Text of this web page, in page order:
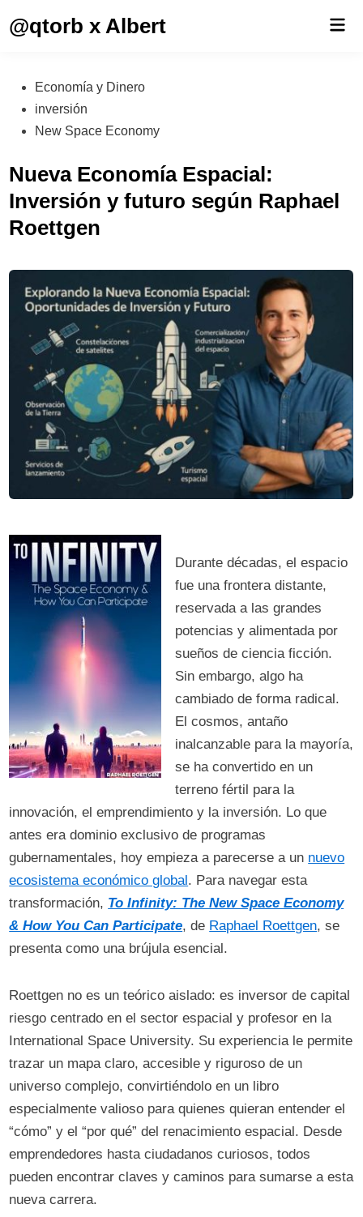
@qtorb x Albert
Publicado
en
Economía y Dinero
inversión
New Space Economy
Nueva Economía Espacial:
Inversión y futuro según Raphael
Roettgen
Durante décadas, el espacio
fue una frontera distante,
reservada a las grandes
potencias y alimentada por
sueños de ciencia ficción.
Sin embargo, algo ha
cambiado de forma radical.
El cosmos, antaño
inalcanzable para la mayoría,
se ha convertido en un
terreno fértil para la
innovación, el emprendimiento y la inversión. Lo que
antes era dominio exclusivo de programas
gubernamentales, hoy empieza a parecerse a un nuevo
ecosistema económico global. Para navegar esta
transformación, To Infinity: The New Space Economy
& How You Can Participate, de Raphael Roettgen, se
presenta como una brújula esencial.
Roettgen no es un teórico aislado: es inversor de capital
riesgo centrado en el sector espacial y profesor en la
International Space University. Su experiencia le permite
trazar un mapa claro, accesible y riguroso de un
universo complejo, convirtiéndolo en un libro
especialmente valioso para quienes quieran entender el
“cómo” y el “por qué” del renacimiento espacial. Desde
emprendedores hasta ciudadanos curiosos, todos
pueden encontrar claves y caminos para sumarse a esta
nueva carrera.